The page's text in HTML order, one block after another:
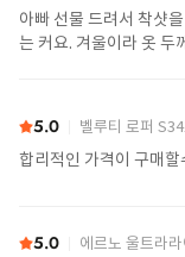
아빠 선물 드려서 착샷
는 커요. 겨울이라 옷 두
5.0 벨루티 로퍼
합리적인 가격이 구매
5.0 에르노 울트라라이트 나일론